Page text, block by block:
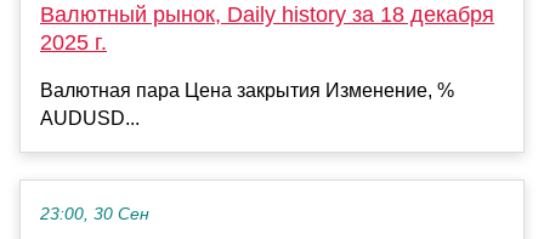
Валютный рынок, Daily history за 18 декабря
2025 г.
Валютная пара Цена закрытия Изменение, %
AUDUSD...
23:00, 30 Сен